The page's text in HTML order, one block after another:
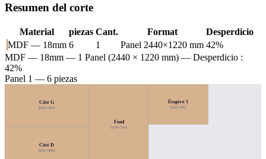
Resumen del corte
Material piezas Cant. Format
Desperdicio
MDF — 18mm 6 1 Panel 2440×1220 mm 42%
MDF — 18mm — 1 Panel (2440 × 1220 mm) — Desperdicio :
42%
Panel 1 — 6 piezas
Côté G
800×400
Côté D
800×400
Fond
564×764
Étagère 1
564×382